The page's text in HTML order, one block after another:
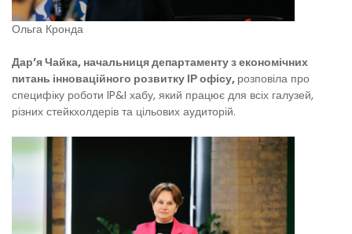
Ольга Кронда
Дар’я Чайка, начальниця департаменту з економічних
питань інноваційного розвитку ІР офісу, розповіла про
специфіку роботи IP&I хабу, який працює для всіх галузей,
різних стейкхолдерів та цільових аудиторій.